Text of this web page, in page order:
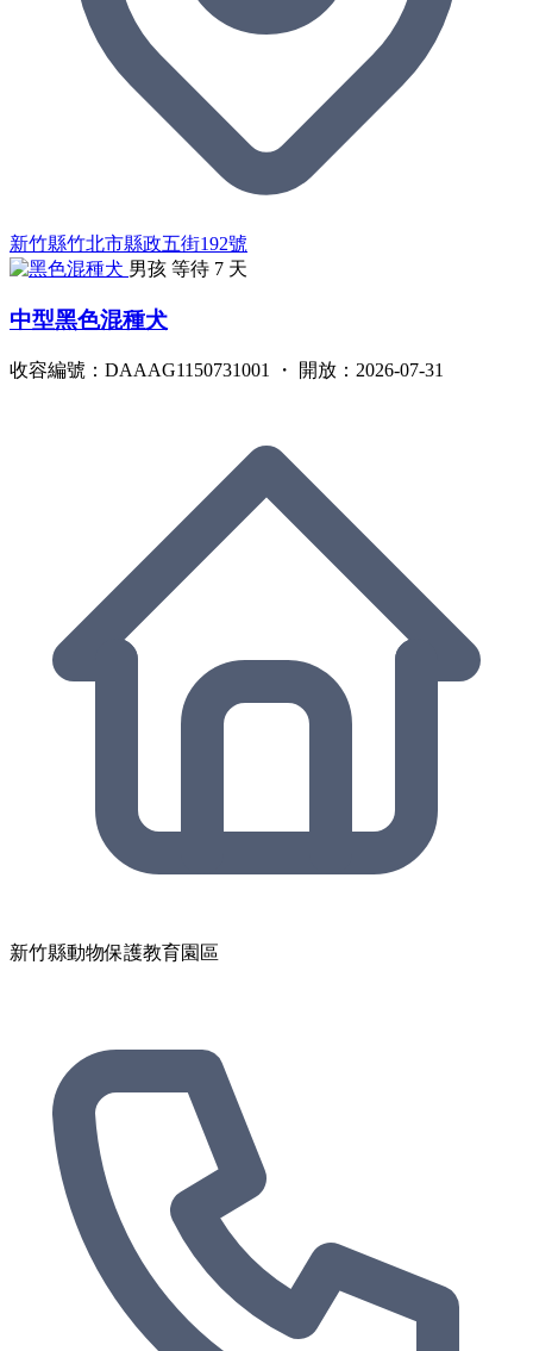
新竹縣竹北市縣政五街192號
男孩 等待 7 天
中型黑色混種犬
收容編號：DAAAG1150731001 ・ 開放：2026-07-31
新竹縣動物保護教育園區